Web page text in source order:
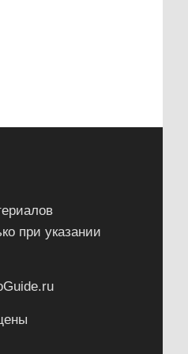
при указании